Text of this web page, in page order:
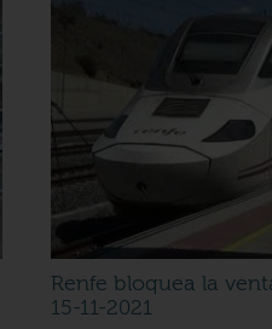
Renfe bloquea la
15-11-2021